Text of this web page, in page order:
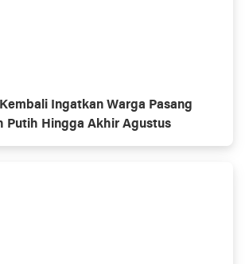
Ingatkan Warga Pasang
Putih Hingga Akhir Agustus